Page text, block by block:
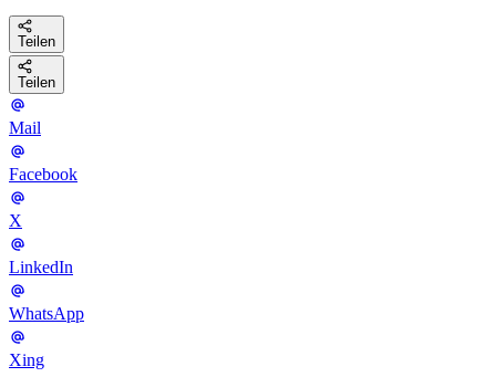
Teilen
Teilen
Mail
Facebook
X
LinkedIn
WhatsApp
Xing